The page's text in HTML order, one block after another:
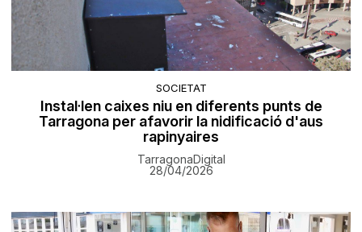
SOCIETAT
Instal·len caixes niu en diferents punts de
Tarragona per afavorir la nidificació d'aus
rapinyaires
TarragonaDigital
28/04/2026